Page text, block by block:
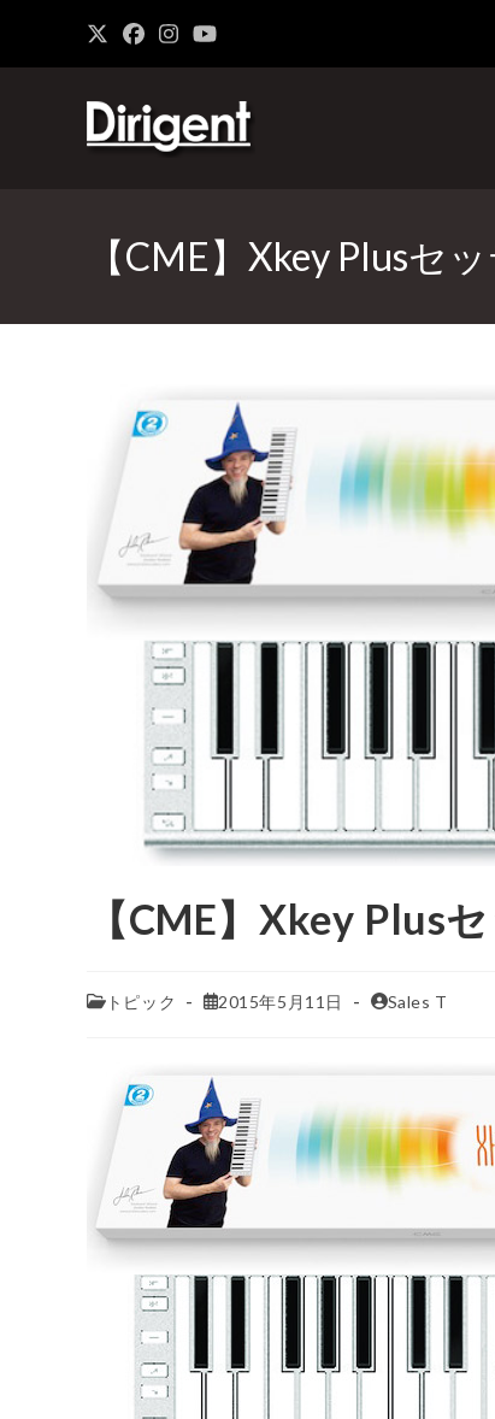
【CME】Xkey Plusセ
【CME】Xkey Plus
トピック 2015年5月11日 Sales T